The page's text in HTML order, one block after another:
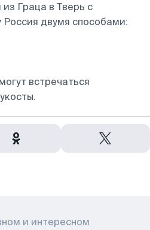
Граца в Тверь с
Россия двумя способами:
встречаться
и интересном